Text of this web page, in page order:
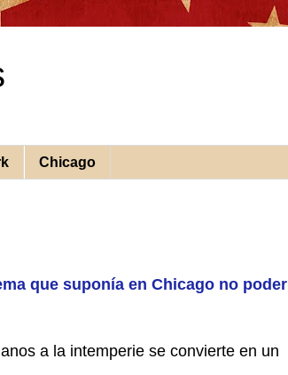
Chicago
que suponía en Chicago no poder
a la intemperie se convierte en un